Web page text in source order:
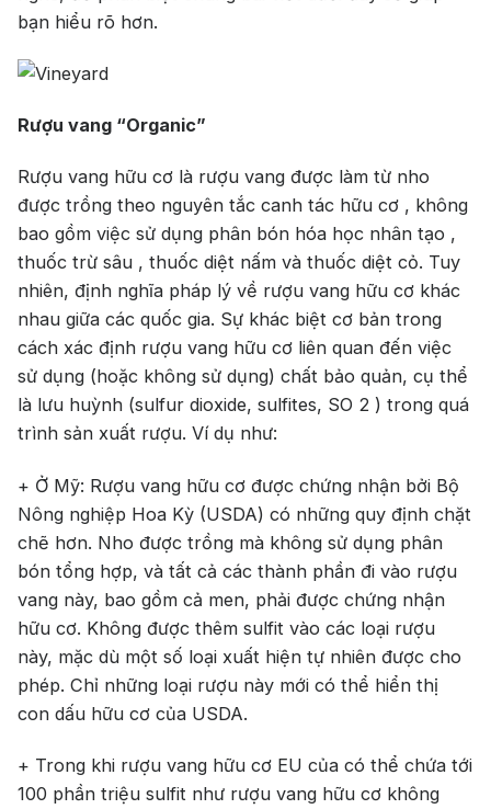
bạn hiểu rõ hơn.
Rượu vang “Organic”
Rượu vang hữu cơ là rượu vang được làm từ nho
được trồng theo nguyên tắc canh tác hữu cơ , không
bao gồm việc sử dụng phân bón hóa học nhân tạo ,
thuốc trừ sâu , thuốc diệt nấm và thuốc diệt cỏ. Tuy
nhiên, định nghĩa pháp lý về rượu vang hữu cơ khác
nhau giữa các quốc gia. Sự khác biệt cơ bản trong
cách xác định rượu vang hữu cơ liên quan đến việc
sử dụng (hoặc không sử dụng) chất bảo quản, cụ thể
là lưu huỳnh (sulfur dioxide, sulfites, SO 2 ) trong quá
trình sản xuất rượu. Ví dụ như:
+ Ở Mỹ: Rượu vang hữu cơ được chứng nhận bởi Bộ
Nông nghiệp Hoa Kỳ (USDA) có những quy định chặt
chẽ hơn. Nho được trồng mà không sử dụng phân
bón tổng hợp, và tất cả các thành phần đi vào rượu
vang này, bao gồm cả men, phải được chứng nhận
hữu cơ. Không được thêm sulfit vào các loại rượu
này, mặc dù một số loại xuất hiện tự nhiên được cho
phép. Chỉ những loại rượu này mới có thể hiển thị
con dấu hữu cơ của USDA.
+ Trong khi rượu vang hữu cơ EU của có thể chứa tới
100 phần triệu sulfit như rượu vang hữu cơ không